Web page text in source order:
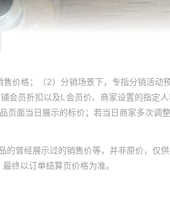
价格；（2）分销场景下，专指分销活动
员折扣以及L会员价、商家设置的指定
面当日展示的标价；若当日商家多次调
曾经展示过的销售价等，并非原价，仅供
终以订单结算页价格为准。